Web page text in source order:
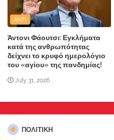
ANTI
Άντονι Φάουτσι: Εγκλήματα
κατά της ανθρωπότητας
δείχνει το κρυφό ημερολόγιο
του «αγίου» της πανδημίας!
July 31, 2026
ΠΟΛΙΤΙΚΗ